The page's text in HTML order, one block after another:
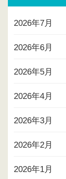
2026年7月
2026年6月
2026年5月
2026年4月
2026年3月
2026年2月
2026年1月